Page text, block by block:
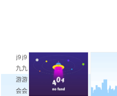
j9
九
游
会
j9
九
游
会